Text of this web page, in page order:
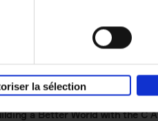
la sélection
Your Brand Care?
a Better World with the C